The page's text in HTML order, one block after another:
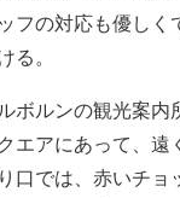
フの対応も優しく
る。
ボルンの観光案内
エアにあって、遠
口では、赤いチョ